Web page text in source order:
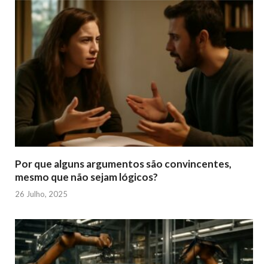
Por que alguns argumentos são convincentes,
mesmo que não sejam lógicos?
26 Julho, 2025